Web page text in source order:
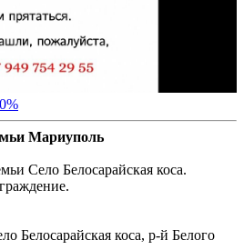
Мариуполь
Село Белосарайская коса.
Белосарайская коса, р-й Белого